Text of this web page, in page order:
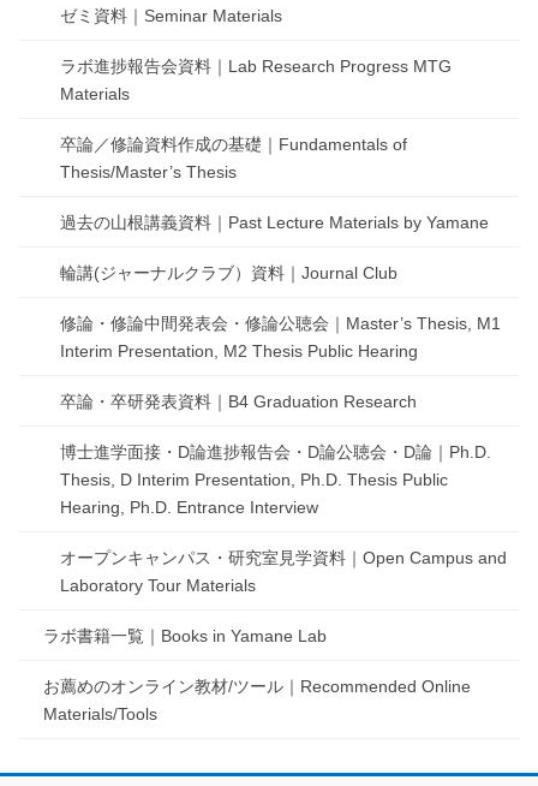
ゼミ資料｜Seminar Materials
ラボ進捗報告会資料｜Lab Research Progress MTG
Materials
卒論／修論資料作成の基礎｜Fundamentals of
Thesis/Master’s Thesis
過去の山根講義資料｜Past Lecture Materials by Yamane
輪講(ジャーナルクラブ）資料｜Journal Club
修論・修論中間発表会・修論公聴会｜Master’s Thesis, M1
Interim Presentation, M2 Thesis Public Hearing
卒論・卒研発表資料｜B4 Graduation Research
博士進学面接・D論進捗報告会・D論公聴会・D論｜Ph.D.
Thesis, D Interim Presentation, Ph.D. Thesis Public
Hearing, Ph.D. Entrance Interview
オープンキャンパス・研究室見学資料｜Open Campus and
Laboratory Tour Materials
ラボ書籍一覧｜Books in Yamane Lab
お薦めのオンライン教材/ツール｜Recommended Online
Materials/Tools